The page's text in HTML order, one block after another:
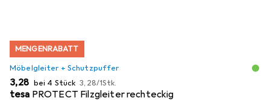
MENGENRABATT
Möbelgleiter + Schutzpuffer
EUR
3,28 bei 4 Stück EUR
3,28/1Stk.
tesa PROTECT Filzgleiter rechteckig